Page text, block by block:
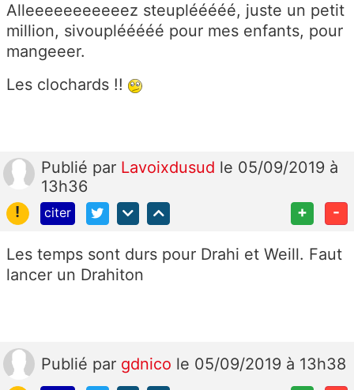
Alleeeeeeeeeeez steuplééééé, juste un petit
million, sivouplééééé pour mes enfants, pour
mangeeer.
Les clochards !!
Publié par Lavoixdusud le 05/09/2019 à
13h36
!
citer + -
Les temps sont durs pour Drahi et Weill. Faut
lancer un Drahiton
Publié par gdnico le 05/09/2019 à 13h38